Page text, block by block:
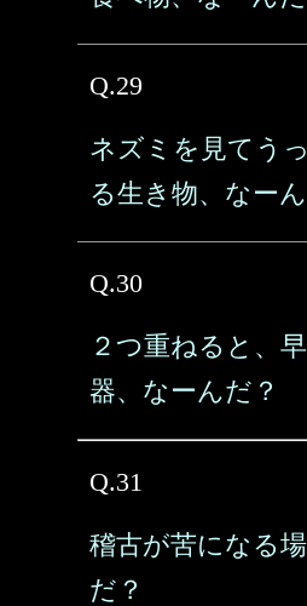
Q.29
ネズミを見てう
る生き物、なー
Q.30
２つ重ねると、
器、なーんだ？
Q.31
稽古が苦になる
だ？